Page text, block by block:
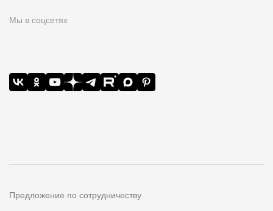
Мы в соцсетях
Предложение по сотрудничеству